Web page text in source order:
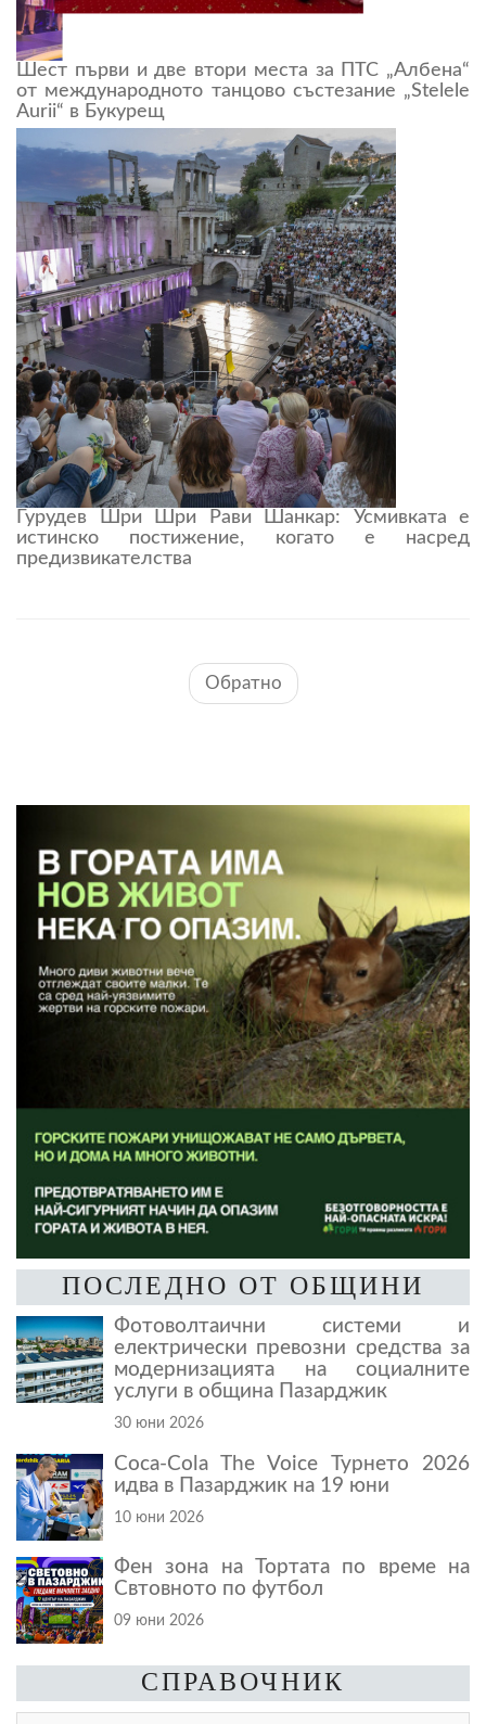
Шест първи и две втори места за ПТС „Албена“
от международното танцово състезание „Stelele
Aurii“ в Букурещ
Гурудев Шри Шри Рави Шанкар: Усмивката е
истинско постижение, когато е насред
предизвикателства
Обратно
ПОСЛЕДНО ОТ ОБЩИНИ
Фотоволтаични системи и
електрически превозни средства за
модернизацията на социалните
услуги в община Пазарджик
30 юни 2026
Coca-Cola The Voice Турнето 2026
идва в Пазарджик на 19 юни
10 юни 2026
Фен зона на Тортата по време на
Свтовното по футбол
09 юни 2026
СПРАВОЧНИК